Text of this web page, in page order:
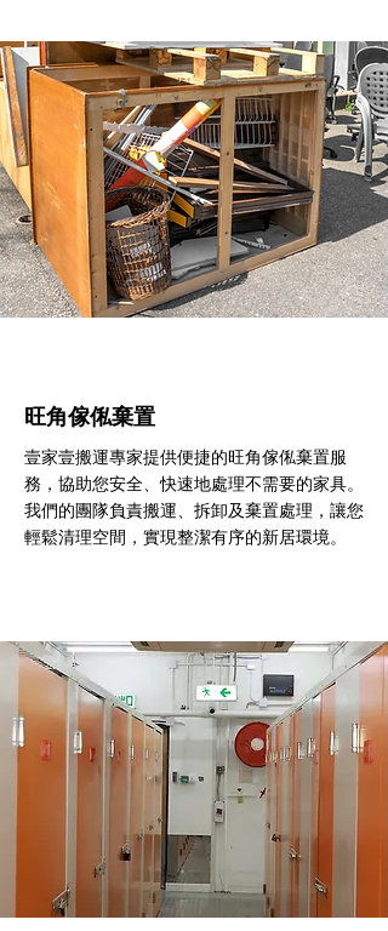
旺角傢俬棄置
壹家壹搬運專家提供便捷的旺角傢俬棄置服
務，協助您安全、快速地處理不需要的家具。
我們的團隊負責搬運、拆卸及棄置處理，讓您
輕鬆清理空間，實現整潔有序的新居環境。